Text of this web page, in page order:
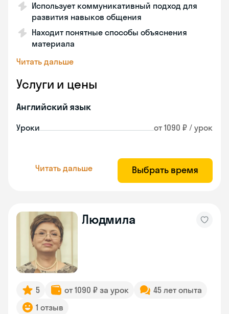
Использует коммуникативный подход для
развития навыков общения
Находит понятные способы объяснения
материала
Читать дальше
Услуги и цены
Английский язык
Уроки от 1090 ₽ / урок
Читать дальше Выбрать время
Людмила
5 от 1090 ₽ за урок
45 лет опыта
1 отзыв